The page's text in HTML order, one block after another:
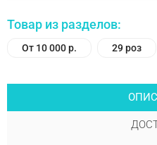
Товар из разделов:
От 10 000 р. 29 роз